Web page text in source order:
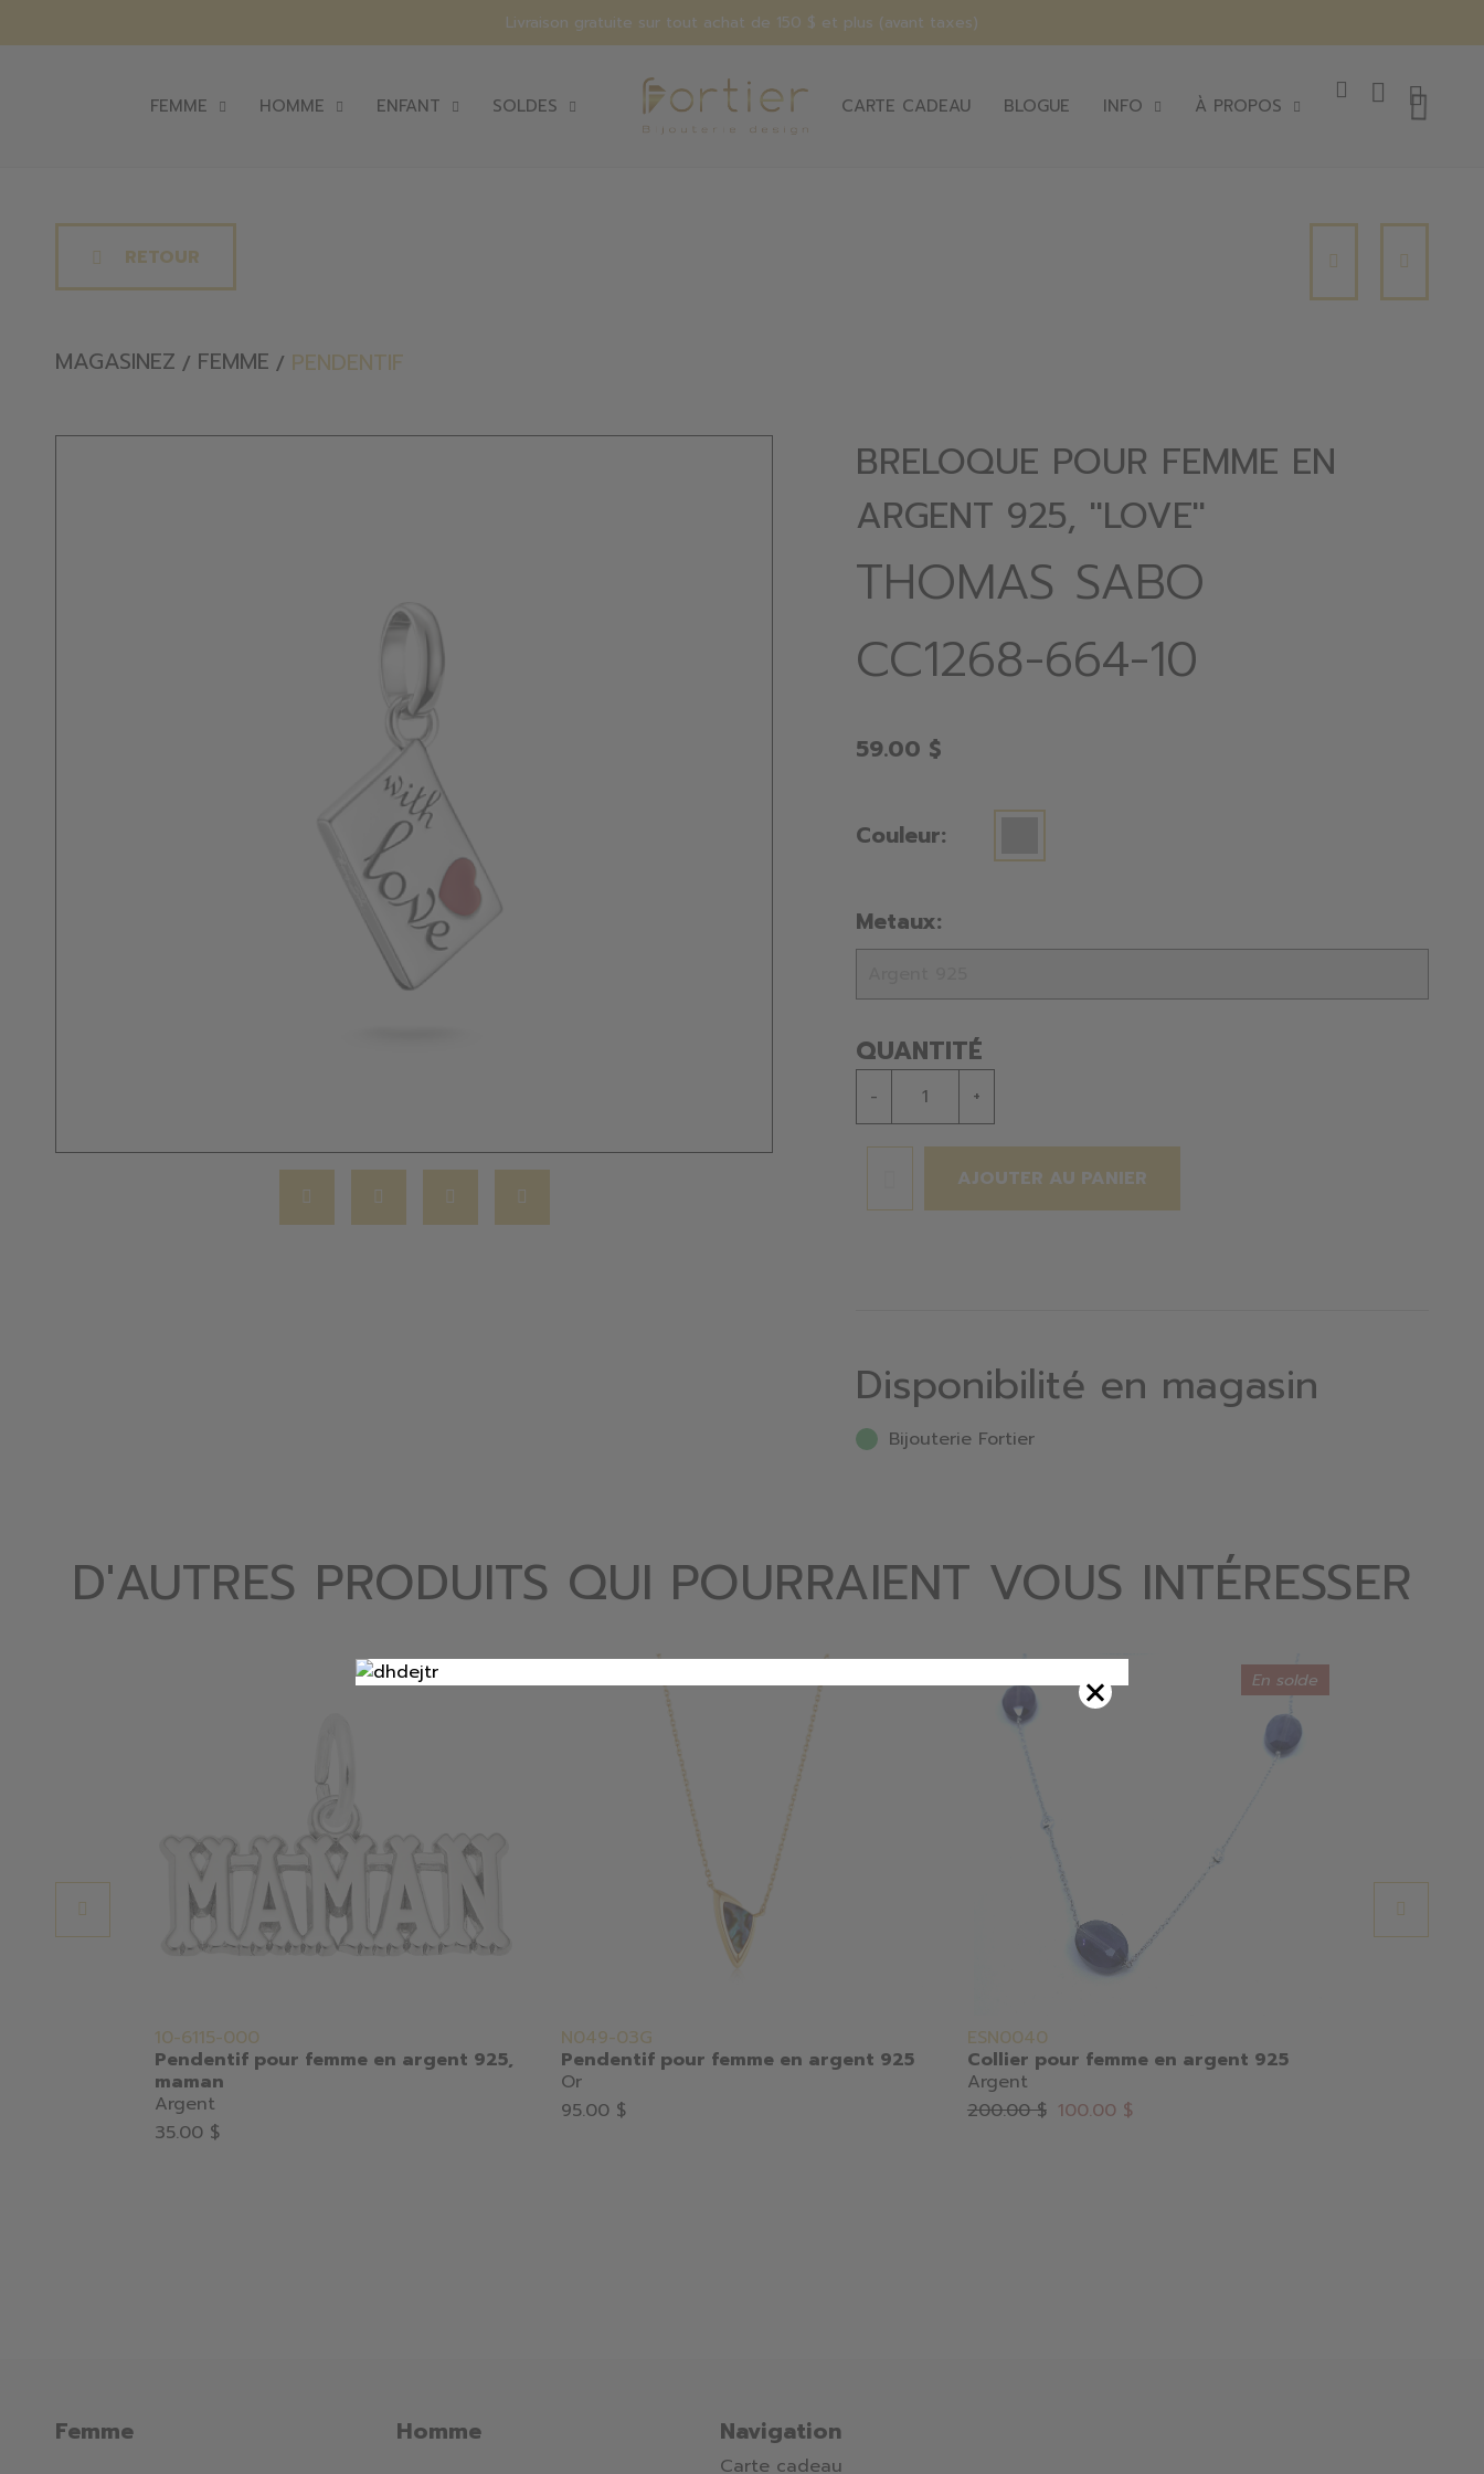
Livraison gratuite sur tout achat de 150 $ et plus (avant taxes)
FEMME HOMME ENFANT SOLDES CARTE CADEAU BLOGUE INFO À PROPOS
RETOUR
MAGASINEZ FEMME PENDENTIF
BRELOQUE POUR FEMME EN
ARGENT 925, ''LOVE''
THOMAS SABO
CC1268-664-10
59.00 $
Couleur:
Metaux:
QUANTITÉ
- +
AJOUTER AU PANIER
Disponibilité en magasin
Bijouterie Fortier
D'AUTRES PRODUITS QUI POURRAIENT VOUS INTÉRESSER
10-6115-000
Pendentif pour femme en argent 925,
maman
Argent
35.00 $
N049-03G
Pendentif pour femme en argent 925
Or
95.00 $
En solde
ESN0040
Collier pour femme en argent 925
Argent
200.00 $ 100.00 $
Femme Homme Navigation
Carte cadeau